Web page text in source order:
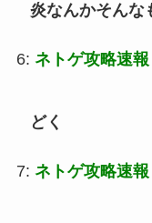
炎なんかそんな
6: ネトゲ攻略速報
どく
7: ネトゲ攻略速報